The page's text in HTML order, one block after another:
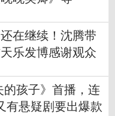
在继续！沈腾带
乐发博感谢观众
孩子》首播，连
有悬疑剧要出爆款